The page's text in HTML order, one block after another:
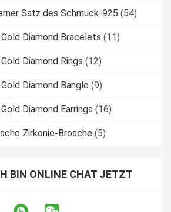
Satz des Schmuck-925 (54)
Diamond Bracelets (11)
Diamond Rings (12)
Diamond Bangle (9)
Diamond Earrings (16)
Zirkonie-Brosche (5)
BIN ONLINE CHAT JETZT